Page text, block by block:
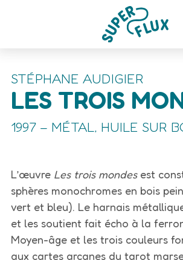
STÉPHANE AUDIGIER
LES TROIS
1997 – MÉTAL, HUILE SUR
L’œuvre Les trois mondesest
sphères monochromes en bois
vert et bleu). Le harnais
et les soutient fait écho à la
Moyen-âge et les trois couleurs
aux cartes arcanes du tarot